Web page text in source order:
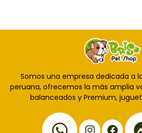
Somos una empresa dedicada a
peruana, ofrecemos la más amplia
balanceados y Premium,